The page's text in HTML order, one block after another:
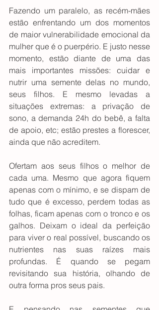
Fazendo um paralelo, as recém-mães
estão enfrentando um dos momentos
de maior vulnerabilidade emocional da
mulher que é o puerpério. E justo nesse
momento, estão diante de uma das
mais importantes missões: cuidar e
nutrir uma semente delas no mundo,
seus filhos. E mesmo levadas a
situações extremas: a privação de
sono, a demanda 24h do bebê, a falta
de apoio, etc; estão prestes a florescer,
ainda que não acreditem.
Ofertam aos seus filhos o melhor de
cada uma. Mesmo que agora fiquem
apenas com o mínimo, e se dispam de
tudo que é excesso, perdem todas as
folhas, ficam apenas com o tronco e os
galhos. Deixam o ideal da perfeição
para viver o real possível, buscando os
nutrientes nas suas raízes mais
profundas. É quando se pegam
revisitando sua história, olhando de
outra forma pros seus pais.